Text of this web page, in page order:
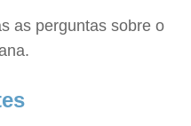
as perguntas sobre o